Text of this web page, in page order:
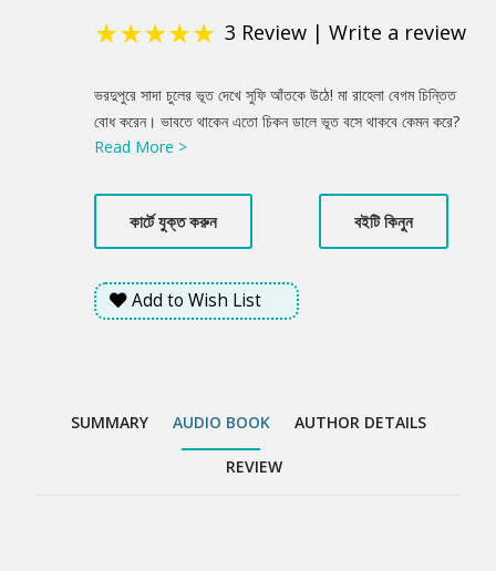
★★★★★ 3 Review | Write a review
Summery
ভরদুপুরে সাদা চুলের ভূত দেখে সুফি আঁতকে উঠে! মা রাহেলা বেগম চিন্তিত
বোধ করেন। ভাবতে থাকেন এতো চিকন ডালে ভূত বসে থাকবে কেমন করে?
সুফির বাবা জানেন, এ বয়সে বাচ্চারা কল্পনার জগতে থাকে। নানা রকম গল্প
সাদা কাপড় পরা অদ্ভুত এক রোগা মহিলা বসে আছে! তাহলে রাহেলা বেগম
সত্যি ভূত দেখেছে না কি কল্পনা?
Read More >
কার্টে যুক্ত করুন বইটি কিনুন
Add to Wish List
SUMMARY AUDIO BOOK AUTHOR DETAILS
REVIEW